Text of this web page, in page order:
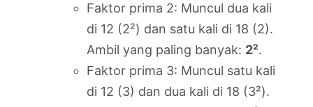
Faktor prima 2: Muncul dua kali
di 12 (2²) dan satu kali di 18 (2).
Ambil yang paling banyak: 2².
Faktor prima 3: Muncul satu kali
di 12 (3) dan dua kali di 18 (3²).